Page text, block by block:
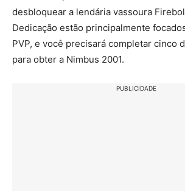
desbloquear a lendária vassoura
Dedicação estão principalmente
PVP, e você precisará completar cinco
para obter a Nimbus 2001.
PUBLICIDADE